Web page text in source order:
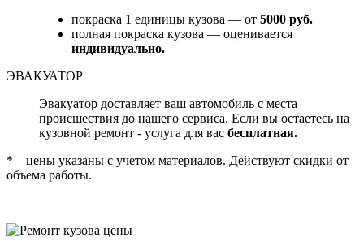
покраска 1 единицы кузова — от 5000 руб.
полная покраска кузова — оценивается
индивидуально.
ЭВАКУАТОР
Эвакуатор доставляет ваш автомобиль с места
происшествия до нашего сервиса. Если вы остаетесь на
кузовной ремонт - услуга для вас бесплатная.
* – цены указаны с учетом материалов. Действуют скидки от
объема работы.